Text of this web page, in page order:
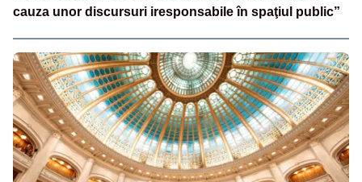
cauza unor discursuri iresponsabile în spaţiul public”